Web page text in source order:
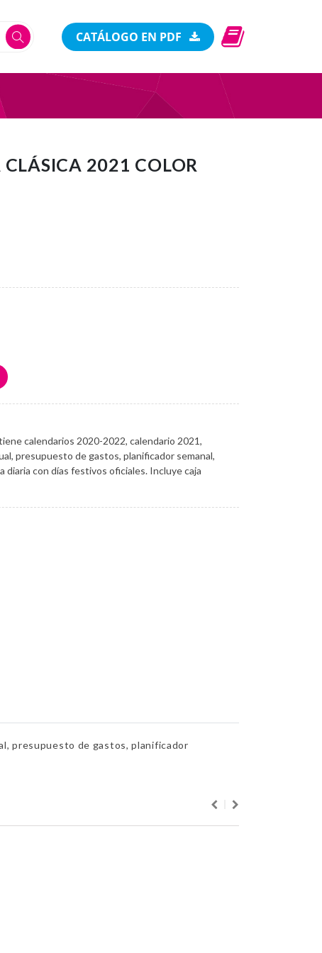
CATÁLOGO EN PDF
2021 COLOR
calendarios 2020-2022, calendario 2021,
presupuesto de gastos, planificador semanal,
diaria con días festivos oficiales. Incluye caja
presupuesto de gastos, planificador